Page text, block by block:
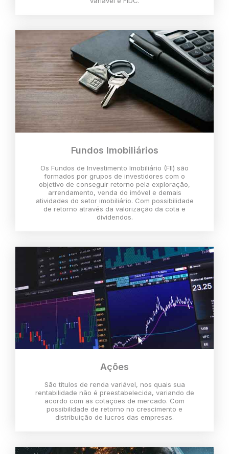
Fundos Imobiliários
Os Fundos de Investimento Imobiliário (FII) são
formados por grupos de investidores com o
objetivo de conseguir retorno pela exploração,
arrendamento, venda do imóvel e demais
atividades do setor imobiliário. Com possibilidade
de retorno através da valorização da cota e
dividendos.
Ações
São títulos de renda variável, nos quais sua
rentabilidade não é preestabelecida, variando de
acordo com as cotações de mercado. Com
possibilidade de retorno no crescimento e
distribuição de lucros das empresas.